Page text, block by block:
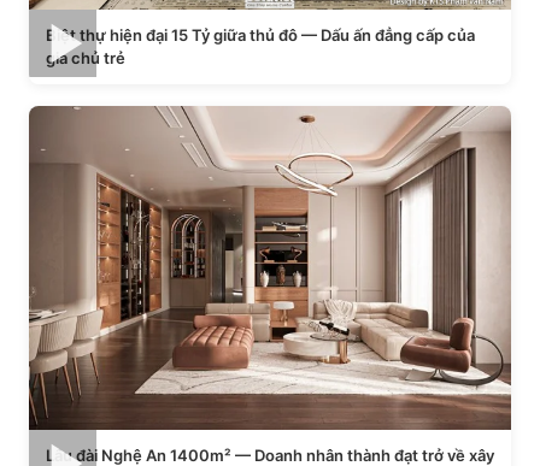
Biệt thự hiện đại 15 Tỷ giữa thủ đô — Dấu ấn đẳng cấp của
gia chủ trẻ
Lâu đài Nghệ An 1400m² — Doanh nhân thành đạt trở về xây